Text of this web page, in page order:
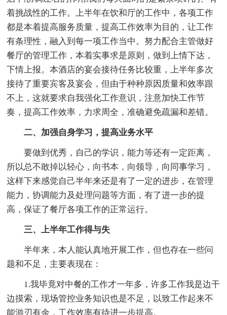
着挑战性的工作。上半年在饮和厅的工作中，各项工作
都是本着提高服务质量，提高工作效率为目的，让工作
有条理性，融入到每一项工作当中。努力配合主管做好
餐厅的管理工作，本着实事求是原则，做到上情下达，
下情上报。本酒店的宴会接待任务比较重，上半年多次
接待了重要宾客及宴会，但由于种种原因质量和效率跟
不上，这就要求自我强化工作意识，注意加快工作节
奏，提高工作效率，力求周全，准确避免疏漏和差错。
二、加强自身学习，提高业务水平
要做到优秀，自己的学识，能力等还有一定距离，
所以总不敢掉以轻心，向书本，向领导，向同事学习，
这样下来感觉自己半年来还是有了一定的进步，在管理
能力，协调能力及处理问题等方面，有了进一步的提
高，保证了餐厅各项工作的正常运行。
三、上半年工作得与失
半年来，本人能认真地开展工作，但也存在一些问
题和不足，主要表现在：
1.我毕竟对中餐的工作才一年多，许多工作我是边干
边摸索，现场管控业务知识也是不足，以致工作起来不
能游刃有余，工作效率有待进一步提高。